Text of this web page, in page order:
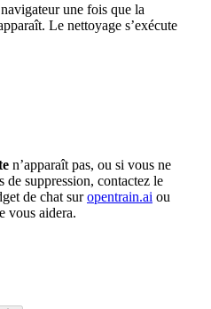
une fois que la
Le nettoyage s’exécute
n’apparaît pas, ou si vous ne
de suppression, contactez le
de chat suropentrain.ai ou
vous aidera.